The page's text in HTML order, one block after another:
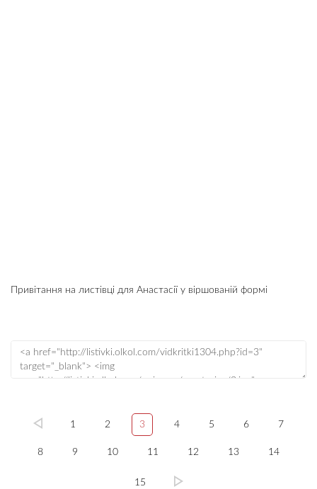
Привітання на листівці для Анастасії у віршованій формі
1 2 3 4 5 6 7
8 9 10 11 12 13 14
15